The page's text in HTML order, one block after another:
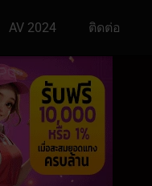
AV 2024 ติดต่อ